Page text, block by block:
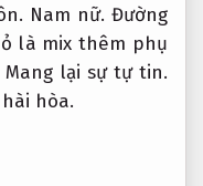
Nam nữ. Đường
là mix thêm phụ
Mang lại sự tự tin.
hòa.